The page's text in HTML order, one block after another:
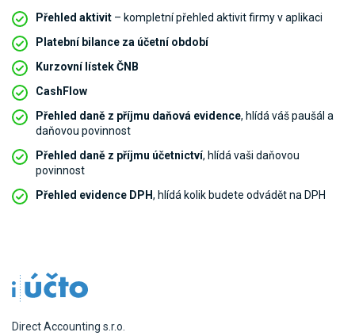
Přehled aktivit – kompletní přehled aktivit firmy v aplikaci
Platební bilance za účetní období
Kurzovní lístek ČNB
CashFlow
Přehled daně z příjmu daňová evidence, hlídá váš paušál a
daňovou povinnost
Přehled daně z příjmu účetnictví, hlídá vaši daňovou
povinnost
Přehled evidence DPH, hlídá kolik budete odvádět na DPH
Direct Accounting s.r.o.